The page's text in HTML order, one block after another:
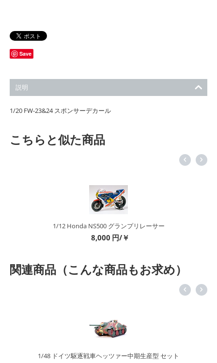
Save
説明
1/20 FW-23&24 スポンサーデカール
こちらと似た商品
1/12 Honda NS500 グランプリレーサー
8,000 円/￥
関連商品（こんな商品もお求め）
1/48 ドイツ駆逐戦車ヘッツァー中期生産型 セット